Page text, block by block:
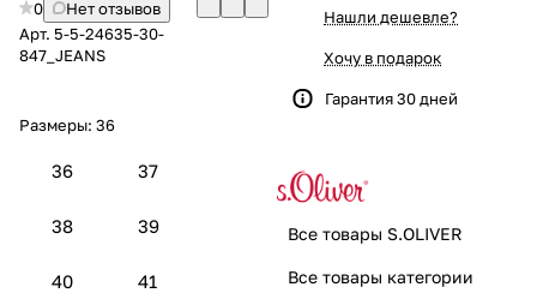
0
Нет отзывов
Арт. 5-5-24635-30-
847_JEANS
Размеры: 36
36 37
38 39
40 41
Нашли дешевле?
Хочу в подарок
Гарантия 30 дней
Все товары S.OLIVER
Все товары категории